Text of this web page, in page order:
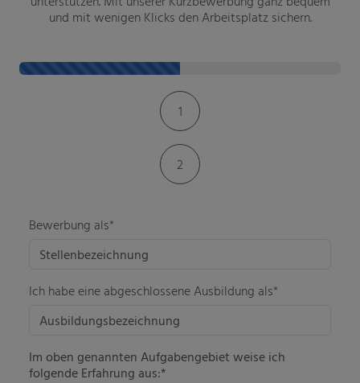
und mit wenigen Klicks den Arbeitsplatz sichern.
Kontaktformular-Fortschritt
1
2
Bewerbung als*
Ich habe eine abgeschlossene Ausbildung als*
Im oben genannten Aufgabengebiet weise ich
folgende Erfahrung aus:*